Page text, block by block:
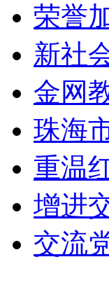
荣誉
新社
金网
珠海
重温
增进
交流